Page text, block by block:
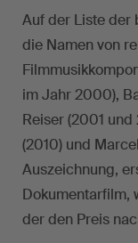
Auf der Liste der
die Namen von
im Jahr 2000),
Reiser (2001
(2010) und
Auszeichnung,
Dokumentarfilm,
der den Preis